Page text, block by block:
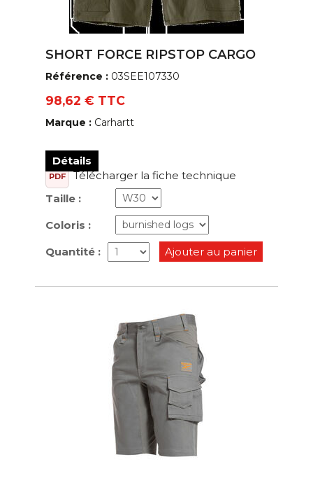
SHORT FORCE RIPSTOP CARGO
Référence : 03SEE107330
98,62 € TTC
Marque : Carhartt
Détails
PDF
Télécharger la fiche technique
Taille :
Coloris :
Quantité : Ajouter au panier